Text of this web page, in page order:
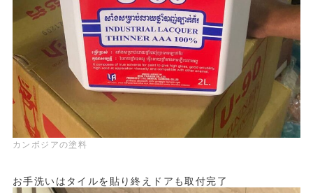
カンボジアの塗料
お手洗いはタイルを貼り終えドアも取付完了